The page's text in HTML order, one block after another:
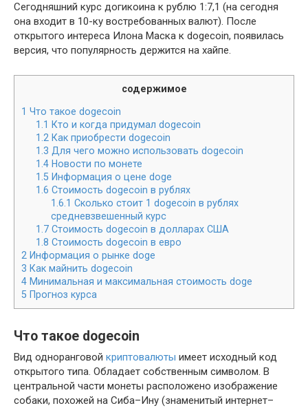
Сегодняшний курс догикоина к рублю 1:7,1 (на сегодня
она входит в 10-ку востребованных валют). После
открытого интереса Илона Маска к dogecoin, появилась
версия, что популярность держится на хайпе.
содержимое
1 Что такое dogecoin
1.1 Кто и когда придумал dogecoin
1.2 Как приобрести dogecoin
1.3 Для чего можно использовать dogecoin
1.4 Новости по монете
1.5 Информация о цене doge
1.6 Стоимость dogecoin в рублях
1.6.1 Сколько стоит 1 dogecoin в рублях
средневзвешенный курс
1.7 Стоимость dogecoin в долларах США
1.8 Стоимость dogecoin в евро
2 Информация о рынке doge
3 Как майнить dogecoin
4 Минимальная и максимальная стоимость doge
5 Прогноз курса
Что такое dogecoin
Вид одноранговой криптовалюты имеет исходный код
открытого типа. Обладает собственным символом. В
центральной части монеты расположено изображение
собаки, похожей на Сиба–Ину (знаменитый интернет–